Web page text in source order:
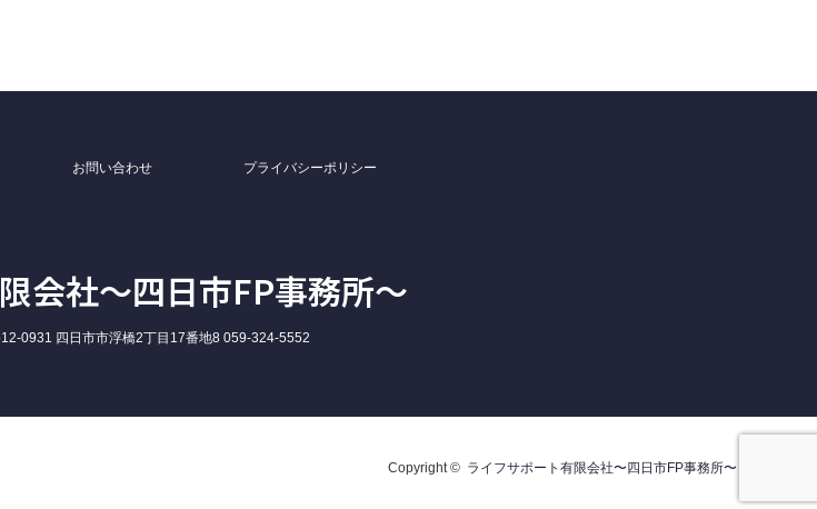
お問い合わせ プライバシーポリシー
会社〜四日市FP事務所〜
0931 四日市市浮橋2丁目17番地8 059-324-5552
Copyright © ライフサポート有限会社〜四日市FP事務所〜